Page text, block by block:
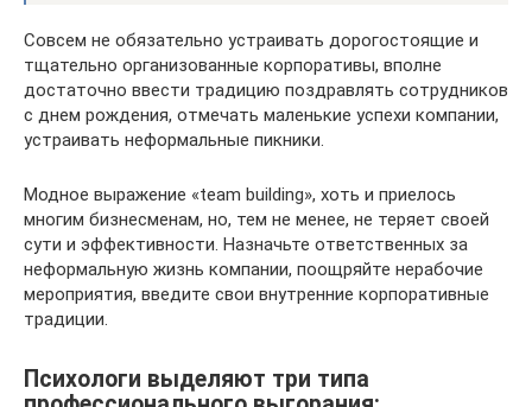
Совсем не обязательно устраивать дорогостоящие и
тщательно организованные корпоративы, вполне
достаточно ввести традицию поздравлять сотрудников
с днем рождения, отмечать маленькие успехи компании,
устраивать неформальные пикники.
Модное выражение «team building», хоть и приелось
многим бизнесменам, но, тем не менее, не теряет своей
сути и эффективности. Назначьте ответственных за
неформальную жизнь компании, поощряйте нерабочие
мероприятия, введите свои внутренние корпоративные
традиции.
Психологи выделяют три типа